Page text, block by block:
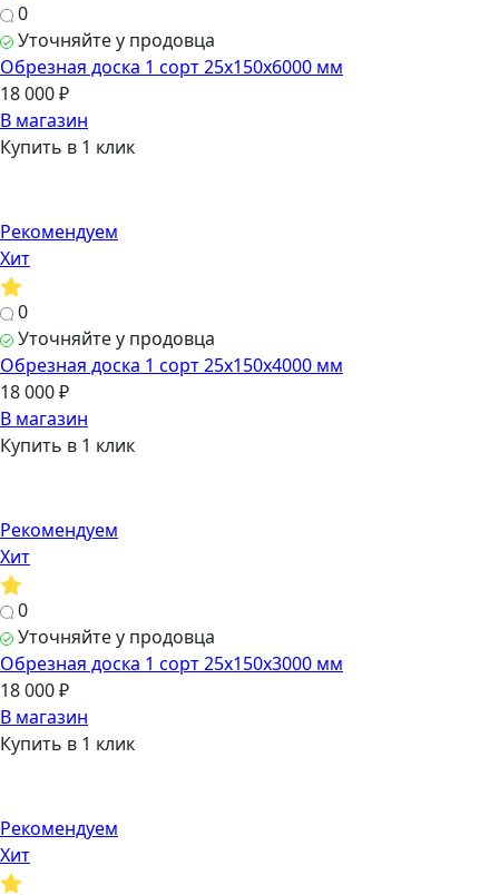
0
Уточняйте у продовца
Обрезная доска 1 сорт 25х150х6000 мм
18 000 ₽
В магазин
Купить в 1 клик
Рекомендуем
Хит
0
Уточняйте у продовца
Обрезная доска 1 сорт 25х150х4000 мм
18 000 ₽
В магазин
Купить в 1 клик
Рекомендуем
Хит
0
Уточняйте у продовца
Обрезная доска 1 сорт 25х150х3000 мм
18 000 ₽
В магазин
Купить в 1 клик
Рекомендуем
Хит